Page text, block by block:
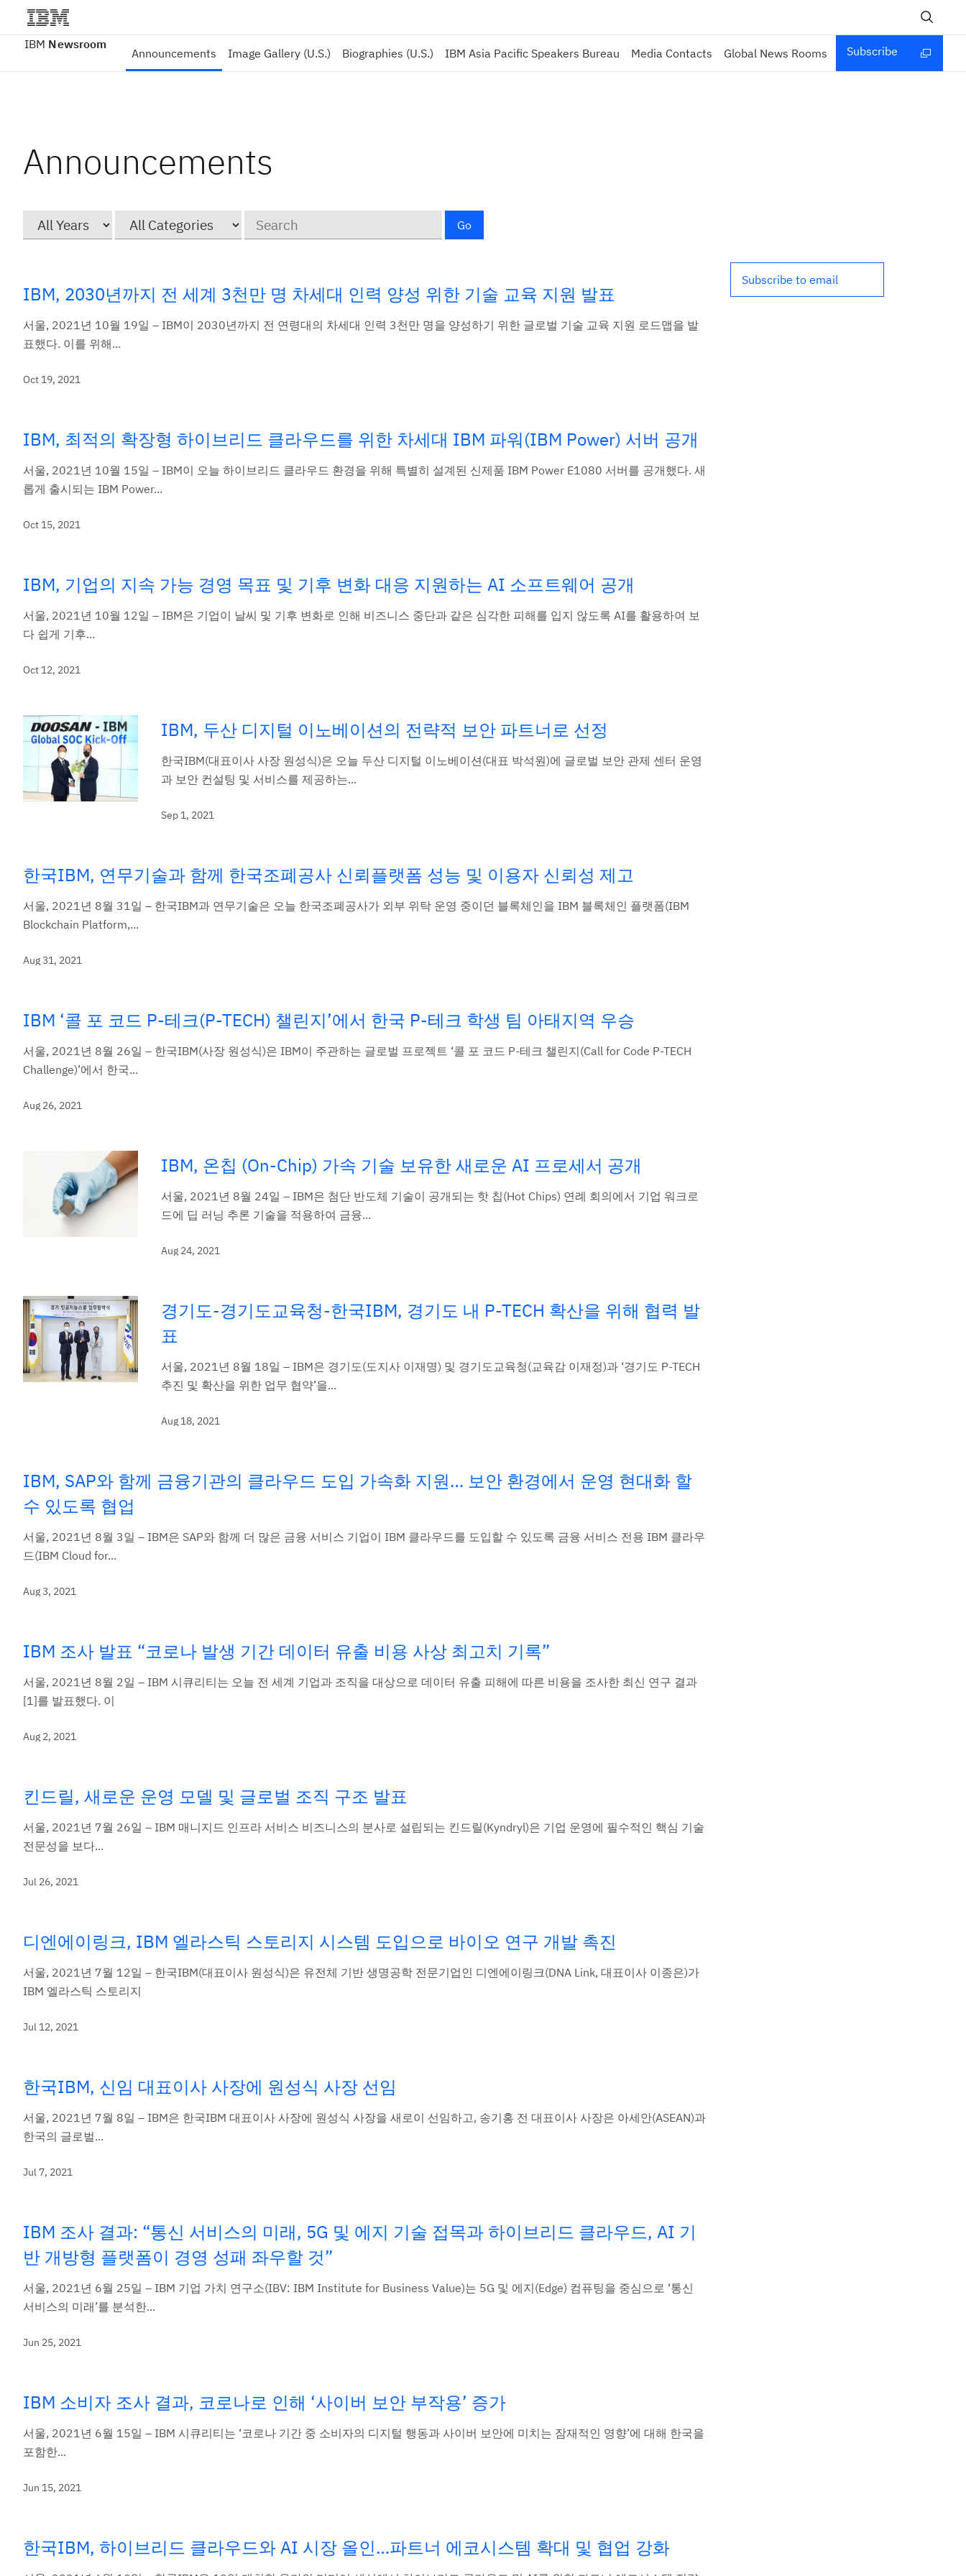
IBM Newsroom
Announcements Image Gallery (U.S.) Biographies (U.S.) IBM Asia Pacific Speakers Bureau Media Contacts Global News Rooms Subscribe
Announcements
Go
IBM, 2030년까지 전 세계 3천만 명 차세대 인력 양성 위한 기술 교육 지원 발표
서울, 2021년 10월 19일 – IBM이 2030년까지 전 연령대의 차세대 인력 3천만 명을 양성하기 위한 글로벌 기술 교육 지원 로드맵을 발
표했다. 이를 위해...
Oct 19, 2021
IBM, 최적의 확장형 하이브리드 클라우드를 위한 차세대 IBM 파워(IBM Power) 서버 공개
서울, 2021년 10월 15일 – IBM이 오늘 하이브리드 클라우드 환경을 위해 특별히 설계된 신제품 IBM Power E1080 서버를 공개했다. 새
롭게 출시되는 IBM Power...
Oct 15, 2021
IBM, 기업의 지속 가능 경영 목표 및 기후 변화 대응 지원하는 AI 소프트웨어 공개
서울, 2021년 10월 12일 – IBM은 기업이 날씨 및 기후 변화로 인해 비즈니스 중단과 같은 심각한 피해를 입지 않도록 AI를 활용하여 보
다 쉽게 기후...
Oct 12, 2021
IBM, 두산 디지털 이노베이션의 전략적 보안 파트너로 선정
한국IBM(대표이사 사장 원성식)은 오늘 두산 디지털 이노베이션(대표 박석원)에 글로벌 보안 관제 센터 운영
과 보안 컨설팅 및 서비스를 제공하는...
Sep 1, 2021
한국IBM, 연무기술과 함께 한국조폐공사 신뢰플랫폼 성능 및 이용자 신뢰성 제고
서울, 2021년 8월 31일 – 한국IBM과 연무기술은 오늘 한국조폐공사가 외부 위탁 운영 중이던 블록체인을 IBM 블록체인 플랫폼(IBM
Blockchain Platform,...
Aug 31, 2021
IBM ‘콜 포 코드 P-테크(P-TECH) 챌린지’에서 한국 P-테크 학생 팀 아태지역 우승
서울, 2021년 8월 26일 – 한국IBM(사장 원성식)은 IBM이 주관하는 글로벌 프로젝트 ‘콜 포 코드 P-테크 챌린지(Call for Code P-TECH
Challenge)’에서 한국...
Aug 26, 2021
IBM, 온칩 (On-Chip) 가속 기술 보유한 새로운 AI 프로세서 공개
서울, 2021년 8월 24일 – IBM은 첨단 반도체 기술이 공개되는 핫 칩(Hot Chips) 연례 회의에서 기업 워크로
드에 딥 러닝 추론 기술을 적용하여 금융...
Aug 24, 2021
경기도-경기도교육청-한국IBM, 경기도 내 P-TECH 확산을 위해 협력 발
표
서울, 2021년 8월 18일 – IBM은 경기도(도지사 이재명) 및 경기도교육청(교육감 이재정)과 ‘경기도 P-TECH
추진 및 확산을 위한 업무 협약’을...
Aug 18, 2021
IBM, SAP와 함께 금융기관의 클라우드 도입 가속화 지원… 보안 환경에서 운영 현대화 할
수 있도록 협업
서울, 2021년 8월 3일 – IBM은 SAP와 함께 더 많은 금융 서비스 기업이 IBM 클라우드를 도입할 수 있도록 금융 서비스 전용 IBM 클라우
드(IBM Cloud for...
Aug 3, 2021
IBM 조사 발표 “코로나 발생 기간 데이터 유출 비용 사상 최고치 기록”
서울, 2021년 8월 2일 – IBM 시큐리티는 오늘 전 세계 기업과 조직을 대상으로 데이터 유출 피해에 따른 비용을 조사한 최신 연구 결과
[1]를 발표했다. 이
Aug 2, 2021
킨드릴, 새로운 운영 모델 및 글로벌 조직 구조 발표
서울, 2021년 7월 26일 – IBM 매니지드 인프라 서비스 비즈니스의 분사로 설립되는 킨드릴(Kyndryl)은 기업 운영에 필수적인 핵심 기술
전문성을 보다...
Jul 26, 2021
디엔에이링크, IBM 엘라스틱 스토리지 시스템 도입으로 바이오 연구 개발 촉진
서울, 2021년 7월 12일 – 한국IBM(대표이사 원성식)은 유전체 기반 생명공학 전문기업인 디엔에이링크(DNA Link, 대표이사 이종은)가
IBM 엘라스틱 스토리지
Jul 12, 2021
한국IBM, 신임 대표이사 사장에 원성식 사장 선임
서울, 2021년 7월 8일 – IBM은 한국IBM 대표이사 사장에 원성식 사장을 새로이 선임하고, 송기홍 전 대표이사 사장은 아세안(ASEAN)과
한국의 글로벌...
Jul 7, 2021
IBM 조사 결과: “통신 서비스의 미래, 5G 및 에지 기술 접목과 하이브리드 클라우드, AI 기
반 개방형 플랫폼이 경영 성패 좌우할 것”
서울, 2021년 6월 25일 – IBM 기업 가치 연구소(IBV: IBM Institute for Business Value)는 5G 및 에지(Edge) 컴퓨팅을 중심으로 ‘통신
서비스의 미래’를 분석한...
Jun 25, 2021
IBM 소비자 조사 결과, 코로나로 인해 ‘사이버 보안 부작용’ 증가
서울, 2021년 6월 15일 – IBM 시큐리티는 ‘코로나 기간 중 소비자의 디지털 행동과 사이버 보안에 미치는 잠재적인 영향’에 대해 한국을
포함한...
Jun 15, 2021
한국IBM, 하이브리드 클라우드와 AI 시장 올인…파트너 에코시스템 확대 및 협업 강화
Subscribe to email